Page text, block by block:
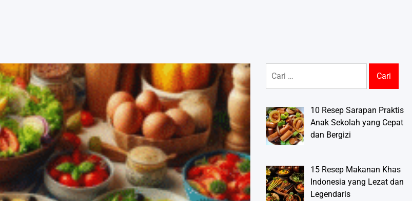
untuk:
10 Resep Sarapan Praktis
Anak Sekolah yang Cepat
dan Bergizi
15 Resep Makanan Khas
Indonesia yang Lezat dan
Legendaris